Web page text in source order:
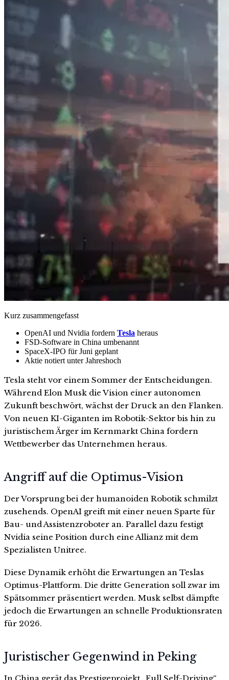
Kurz zusammengefasst
OpenAI und Nvidia fordern Tesla heraus
FSD-Software in China umbenannt
SpaceX-IPO für Juni geplant
Aktie notiert unter Jahreshoch
Tesla steht vor einem Sommer der Entscheidungen.
Während Elon Musk die Vision einer autonomen
Zukunft beschwört, wächst der Druck an den Flanken.
Von neuen KI-Giganten im Robotik-Sektor bis hin zu
juristischem Ärger im Kernmarkt China fordern
Wettbewerber das Unternehmen heraus.
Angriff auf die Optimus-Vision
Der Vorsprung bei der humanoiden Robotik schmilzt
zusehends. OpenAI greift mit einer neuen Sparte für
Bau- und Assistenzroboter an. Parallel dazu festigt
Nvidia seine Position durch eine Allianz mit dem
Spezialisten Unitree.
Diese Dynamik erhöht die Erwartungen an Teslas
Optimus-Plattform. Die dritte Generation soll zwar im
Spätsommer präsentiert werden. Musk selbst dämpfte
jedoch die Erwartungen an schnelle Produktionsraten
für 2026.
Juristischer Gegenwind in Peking